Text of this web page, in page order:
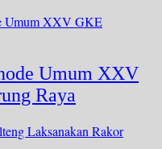
Umum XXV
Raya